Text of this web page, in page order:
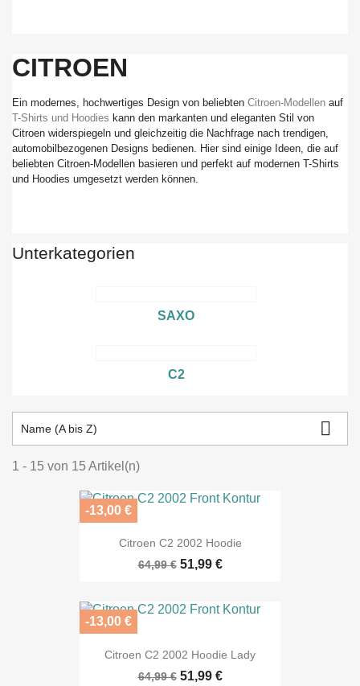
CITROEN
Ein modernes, hochwertiges Design von beliebten Citroen-Modellen auf
T-Shirts und Hoodies kann den markanten und eleganten Stil von
Citroen widerspiegeln und gleichzeitig die Nachfrage nach trendigen,
automobilbezogenen Designs bedienen. Hier sind einige Ideen, die auf
beliebten Citroen-Modellen basieren und perfekt auf modernen T-Shirts
und Hoodies umgesetzt werden können.
Unterkategorien
SAXO
C2
Name (A bis Z) 
1 - 15 von 15 Artikel(n)
Citroen C2 2002 Hoodie
64,99 € 51,99 €
-13,00 €
Citroen C2 2002 Hoodie Lady
64,99 € 51,99 €
-13,00 €